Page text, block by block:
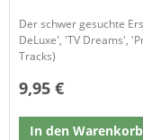
Der schwer gesuchte
DeLuxe', 'TV Dreams',
Tracks)
9,95 €
In den Warenkorb